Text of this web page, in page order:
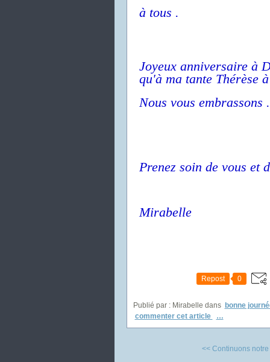
à tous .
Joyeux anniversaire à
qu'à ma tante Thérèse
Nous vous embrassons .
Prenez soin de vous et
Mirabelle
Repost 0
Publié par : Mirabelle dans bonne
commenter cet article
…
<< Continuons